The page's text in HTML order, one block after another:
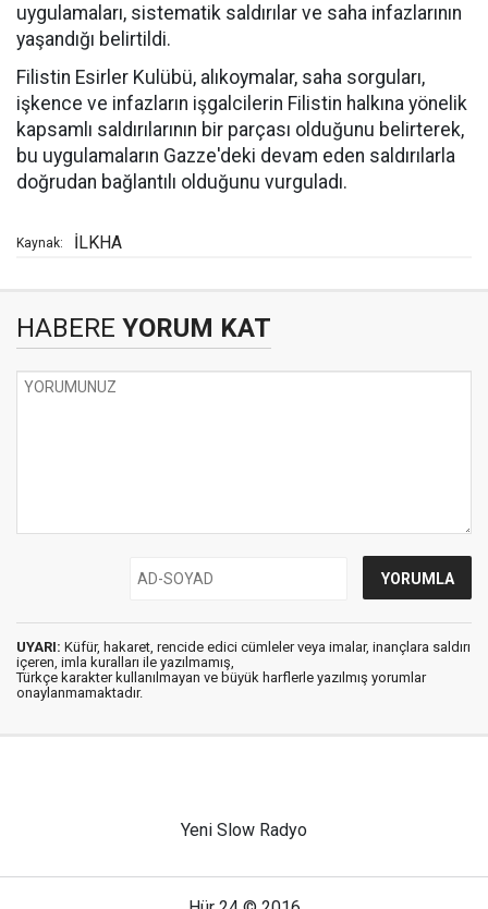
uygulamaları, sistematik saldırılar ve saha infazlarının
yaşandığı belirtildi.
Filistin Esirler Kulübü, alıkoymalar, saha sorguları,
işkence ve infazların işgalcilerin Filistin halkına yönelik
kapsamlı saldırılarının bir parçası olduğunu belirterek,
bu uygulamaların Gazze'deki devam eden saldırılarla
doğrudan bağlantılı olduğunu vurguladı.
Kaynak: İLKHA
HABERE YORUM KAT
UYARI: Küfür, hakaret, rencide edici cümleler veya imalar, inançlara saldırı
içeren, imla kuralları ile yazılmamış,
Türkçe karakter kullanılmayan ve büyük harflerle yazılmış yorumlar
onaylanmamaktadır.
Yeni Slow Radyo